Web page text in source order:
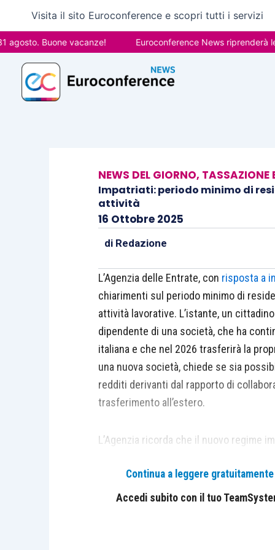
contenuto
Visita il sito Euroconference e scopri tutti i servizi
Buone vacanze! Euroconference News riprenderà le
NEWS DEL GIORNO, TASSAZIONE
Impatriati: periodo minimo di
attività
16 Ottobre 2025
di Redazione
L’Agenzia delle Entrate, con risposta a
chiarimenti sul periodo minimo di
attività lavorative. L’istante, un
dipendente di una società, che ha
italiana e che nel 2026 trasferirà la
una nuova società, chiede se sia
redditi derivanti dal rapporto di
trasferimento all’estero.
L’Agenzia ricorda che il nuovo regime
trasferimento all’estero, rilevando
permanenza all’estero, che diventa
fruire, nel rispetto delle ulteriori
riferimento al reddito derivante
Continua a leggere
Accedi subito con il tuo